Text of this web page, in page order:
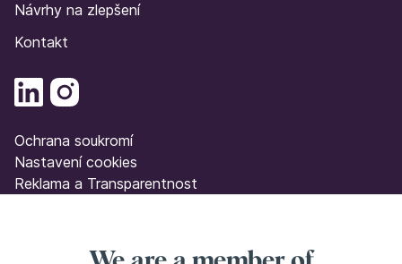
Návrhy na zlepšení
Kontakt
Ochrana soukromí
Nastavení cookies
Reklama a Transparentnost